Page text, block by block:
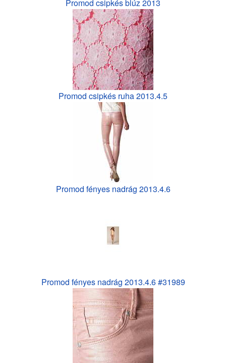
Promod csipkés blúz 2013
Promod csipkés ruha 2013.4.5
Promod fényes nadrág 2013.4.6
Promod fényes nadrág 2013.4.6 #31989